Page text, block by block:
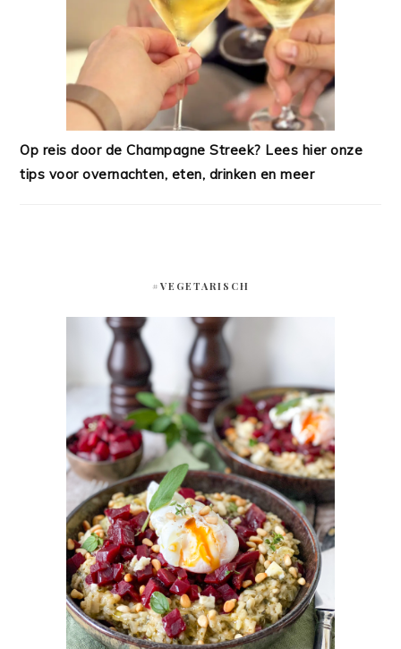
Op reis door de Champagne Streek? Lees hier onze
tips voor overnachten, eten, drinken en meer
#VEGETARISCH